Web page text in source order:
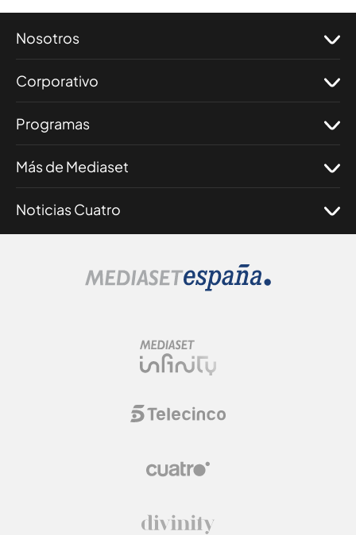
Nosotros
Corporativo
Programas
Más de Mediaset
Noticias Cuatro